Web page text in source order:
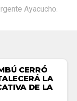
Ayacucho.
CERRÓ
LA
DE LA